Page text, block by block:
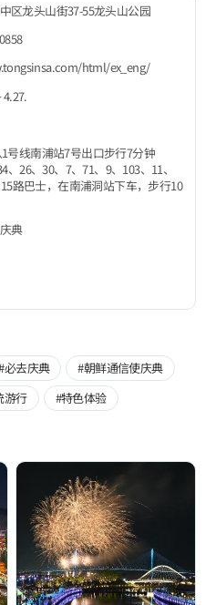
区龙头山街37-55龙头山公园
html/ex_eng/
4.27.
号线南浦站7号出口步行7分钟
、26、30、7、71、9、103、11、
路巴士，在南浦洞站下车，步行10
典
必去庆典
#朝鲜通信使庆典
游行 #特色体验